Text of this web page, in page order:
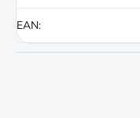
EAN: